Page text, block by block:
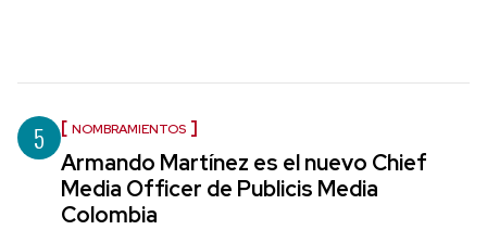
5 NOMBRAMIENTOS
Armando Martínez es el nuevo Chief
Media Officer de Publicis Media
Colombia